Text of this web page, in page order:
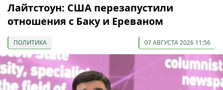
Лайтстоун: США перезапустили
отношения с Баку и Ереваном
ПОЛИТИКА 07 АВГУСТА 2026 11:56